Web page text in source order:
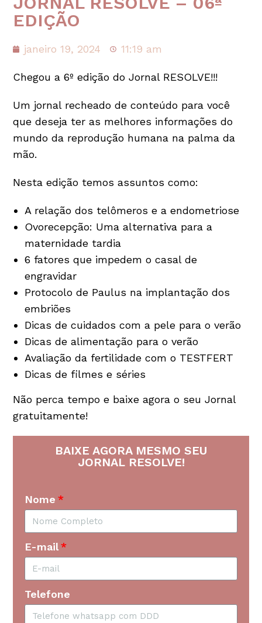
EDIÇÃO
janeiro 19, 2024 11:19 am
Chegou a 6º edição do Jornal RESOLVE!!!
Um jornal recheado de conteúdo para você
que deseja ter as melhores informações do
mundo da reprodução humana na palma da
mão.
Nesta edição temos assuntos como:
A relação dos telômeros e a endometriose
Ovorecepção: Uma alternativa para a
maternidade tardia
6 fatores que impedem o casal de
engravidar
Protocolo de Paulus na implantação dos
embriões
Dicas de cuidados com a pele para o verão
Dicas de alimentação para o verão
Avaliação da fertilidade com o TESTFERT
Dicas de filmes e séries
Não perca tempo e baixe agora o seu Jornal
gratuitamente!
BAIXE AGORA MESMO SEU
JORNAL RESOLVE!
Nome
E-mail
Telefone